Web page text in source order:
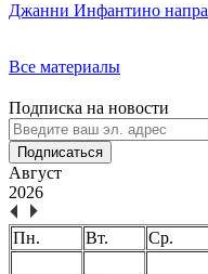
Джанни Инфантино
Все материалы
Подписка на новости
Подписаться
Август
2026
Пн. Вт. Ср.